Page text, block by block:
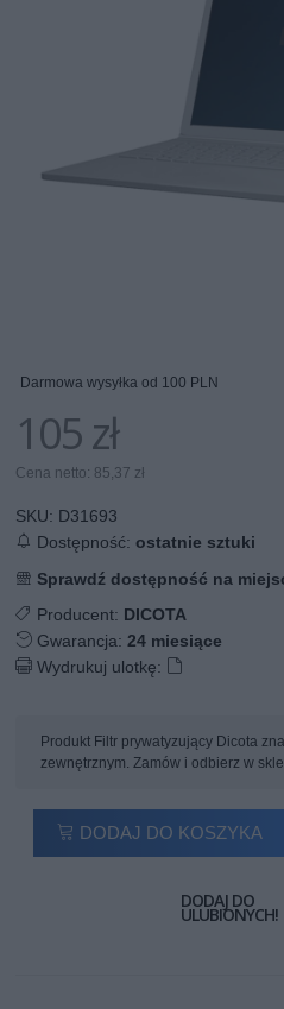
Darmowa wysyłka od 100 PLN
105 zł
Cena netto: 85,37 zł
SKU: D31693
Dostępność:ostatnie sztuki
Sprawdź dostępność na
Producent: DICOTA
Gwarancja:24 miesiące
Wydrukuj ulotkę:
Produkt Filtr prywatyzujący Dicota
zewnętrznym. Zamów i odbierz w
DODAJ DO KOSZYKA
DODAJ DO
ULUBIONYCH!